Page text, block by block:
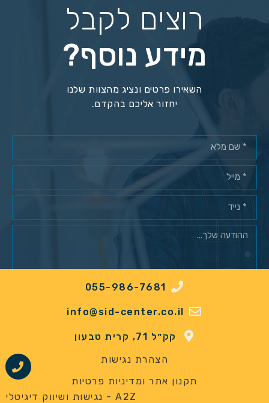
רוצים לקבל
מידע נוסף?
השאירו פרטים ונציג מהצוות שלנו
יחזור אליכם בהקדם.
מאשר/ת רישום למאגר לקוחות*
055-986-7681
info@sid-center.co.il
קק״ל 71, קרית טבעון
הצהרת נגישות
תקנון אתר ומדיניות פרטיות
A2Z - נגישות ושיווק דיגיטלי